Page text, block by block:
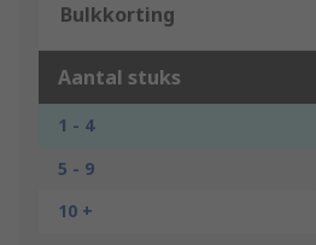
Bulkkorting
Aantal stuks
1 - 4
5 - 9
10 +